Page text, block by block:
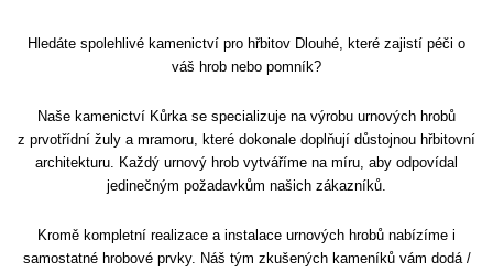
Hledáte spolehlivé kamenictví pro hřbitov Dlouhé, které zajistí péči o
váš hrob nebo pomník?
Naše kamenictví Kůrka se specializuje na výrobu urnových hrobů
z prvotřídní žuly a mramoru, které dokonale doplňují důstojnou hřbitovní
architekturu. Každý urnový hrob vytváříme na míru, aby odpovídal
jedinečným požadavkům našich zákazníků.
Kromě kompletní realizace a instalace urnových hrobů nabízíme i
samostatné hrobové prvky. Náš tým zkušených kameníků vám dodá /